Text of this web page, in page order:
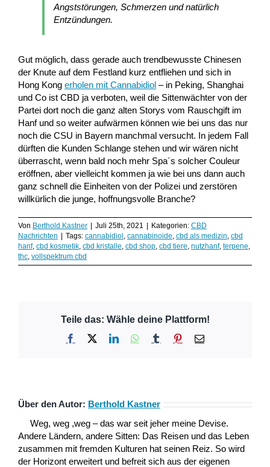
Angststörungen, Schmerzen und natürlich
Entzündungen.
Gut möglich, dass gerade auch trendbewusste Chinesen
der Knute auf dem Festland kurz entfliehen und sich in
Hong Kong erholen mit Cannabidiol – in Peking, Shanghai
und Co ist CBD ja verboten, weil die Sittenwächter von der
Partei dort noch die ganz alten Storys vom Rauschgift im
Hanf und so weiter aufwärmen können wie bei uns das nur
noch die CSU in Bayern manchmal versucht. In jedem Fall
dürften die Kunden Schlange stehen und wir wären nicht
überrascht, wenn bald noch mehr Spa´s solcher Couleur
eröffnen, aber vielleicht kommen ja wie bei uns dann auch
ganz schnell die Einheiten von der Polizei und zerstören
willkürlich die junge, hoffnungsvolle Branche?
Von Berthold Kastner | Juli 25th, 2021 | Kategorien: CBD
Nachrichten | Tags: cannabidiol, cannabinoide, cbd als medizin, cbd
hanf, cbd kosmetik, cbd kristalle, cbd shop, cbd tiere, nutzhanf, terpene,
thc, vollspektrum cbd
Teile das: Wähle deine Plattform!
Facebook LinkedInWhatsApp
Tumblr Pinterest
E-
Über den Autor: Berthold Kastner
Weg, weg ,weg – das war seit jeher meine Devise.
Andere Ländern, andere Sitten: Das Reisen und das Leben
zusammen mit fremden Kulturen hat seinen Reiz. So wird
der Horizont erweitert und befreit sich aus der eigenen